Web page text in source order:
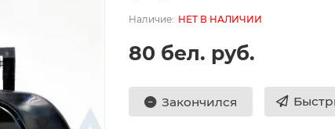
НЕТ В НАЛИЧИИ
80 бел. руб.
Закончился